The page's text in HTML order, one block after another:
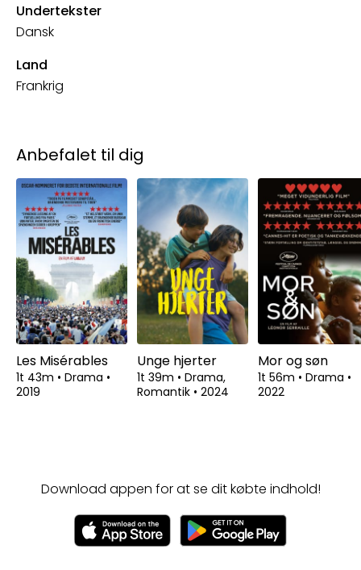
Undertekster
Dansk
Land
Frankrig
Anbefalet til dig
Les Misérables
1t 43m • Drama •
2019
Unge hjerter
1t 39m • Drama,
Romantik • 2024
Mor og søn
1t 56m • Drama •
2022
Download appen for at se dit købte indhold!